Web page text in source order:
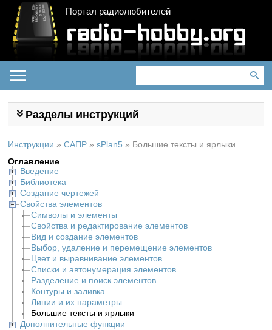
Портал радиолюбителей
Разделы инструкций
Инструкции » САПР » sPlan5 » Большие тексты и ярлыки
Оглавление
Введение
Библиотека
Создание чертежей
Свойства элементов
Символы и элементы
Свойства и редактирование элементов
Вид и создание элементов
Выбор, удаление и перемещение элементов
Цвет и выравнивание элементов
Списки и автонумерация элементов
Разделение и поиск элементов
Контуры и заливка
Линии и их параметры
Большие тексты и ярлыки
Дополнительные функции